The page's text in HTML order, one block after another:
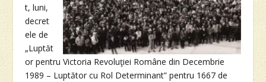
t, luni,
decret
ele de
„Luptăt
or pentru Victoria Revoluţiei Române din Decembrie
1989 – Luptător cu Rol Determinant” pentru 1667 de